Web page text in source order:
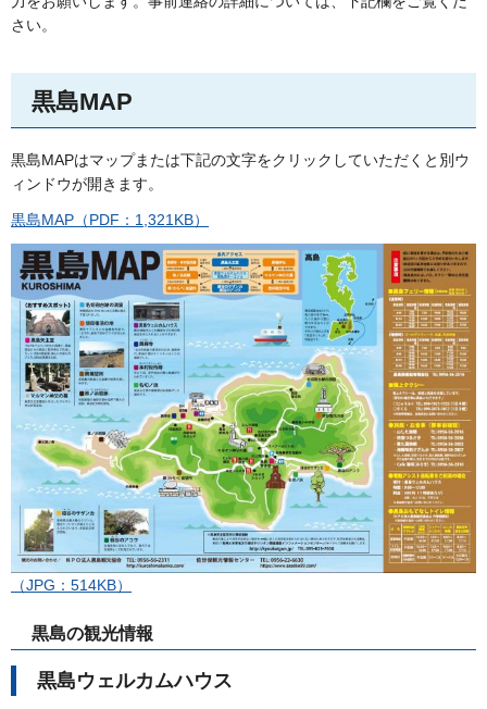
さい。
黒島MAP
黒島MAPはマップまたは下記の文字をクリックしていただくと別ウ
ィンドウが開きます。
黒島MAP（PDF：1,321KB）
（JPG：514KB）
黒島の観光情報
黒島ウェルカムハウス